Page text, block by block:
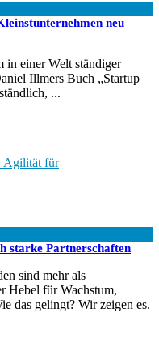
neu
in einer Welt ständiger
Illmers Buch „Startup
...
Agilität für
starke Partnerschaften
sind mehr als
Hebel für Wachstum,
das gelingt? Wir zeigen es.